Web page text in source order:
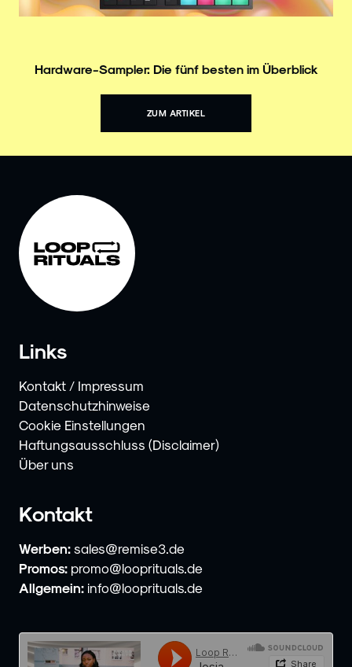
Hardware-Sampler: Die fünf besten im Überblick
ZUM ARTIKEL
Links
Kontakt / Impressum
Datenschutzhinweise
Cookie Einstellungen
Haftungsausschluss (Disclaimer)
Über uns
Kontakt
Werben: sales@remise3.de
Promos: promo@looprituals.de
Allgemein: info@looprituals.de